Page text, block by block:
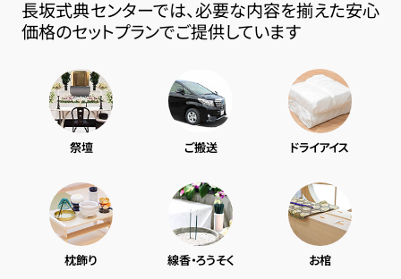
長坂式典センターでは、必要な内容を揃えた安心
価格のセットプランでご提供しています
祭壇 ご搬送 ドライアイス
枕飾り 線香・ろうそく お棺